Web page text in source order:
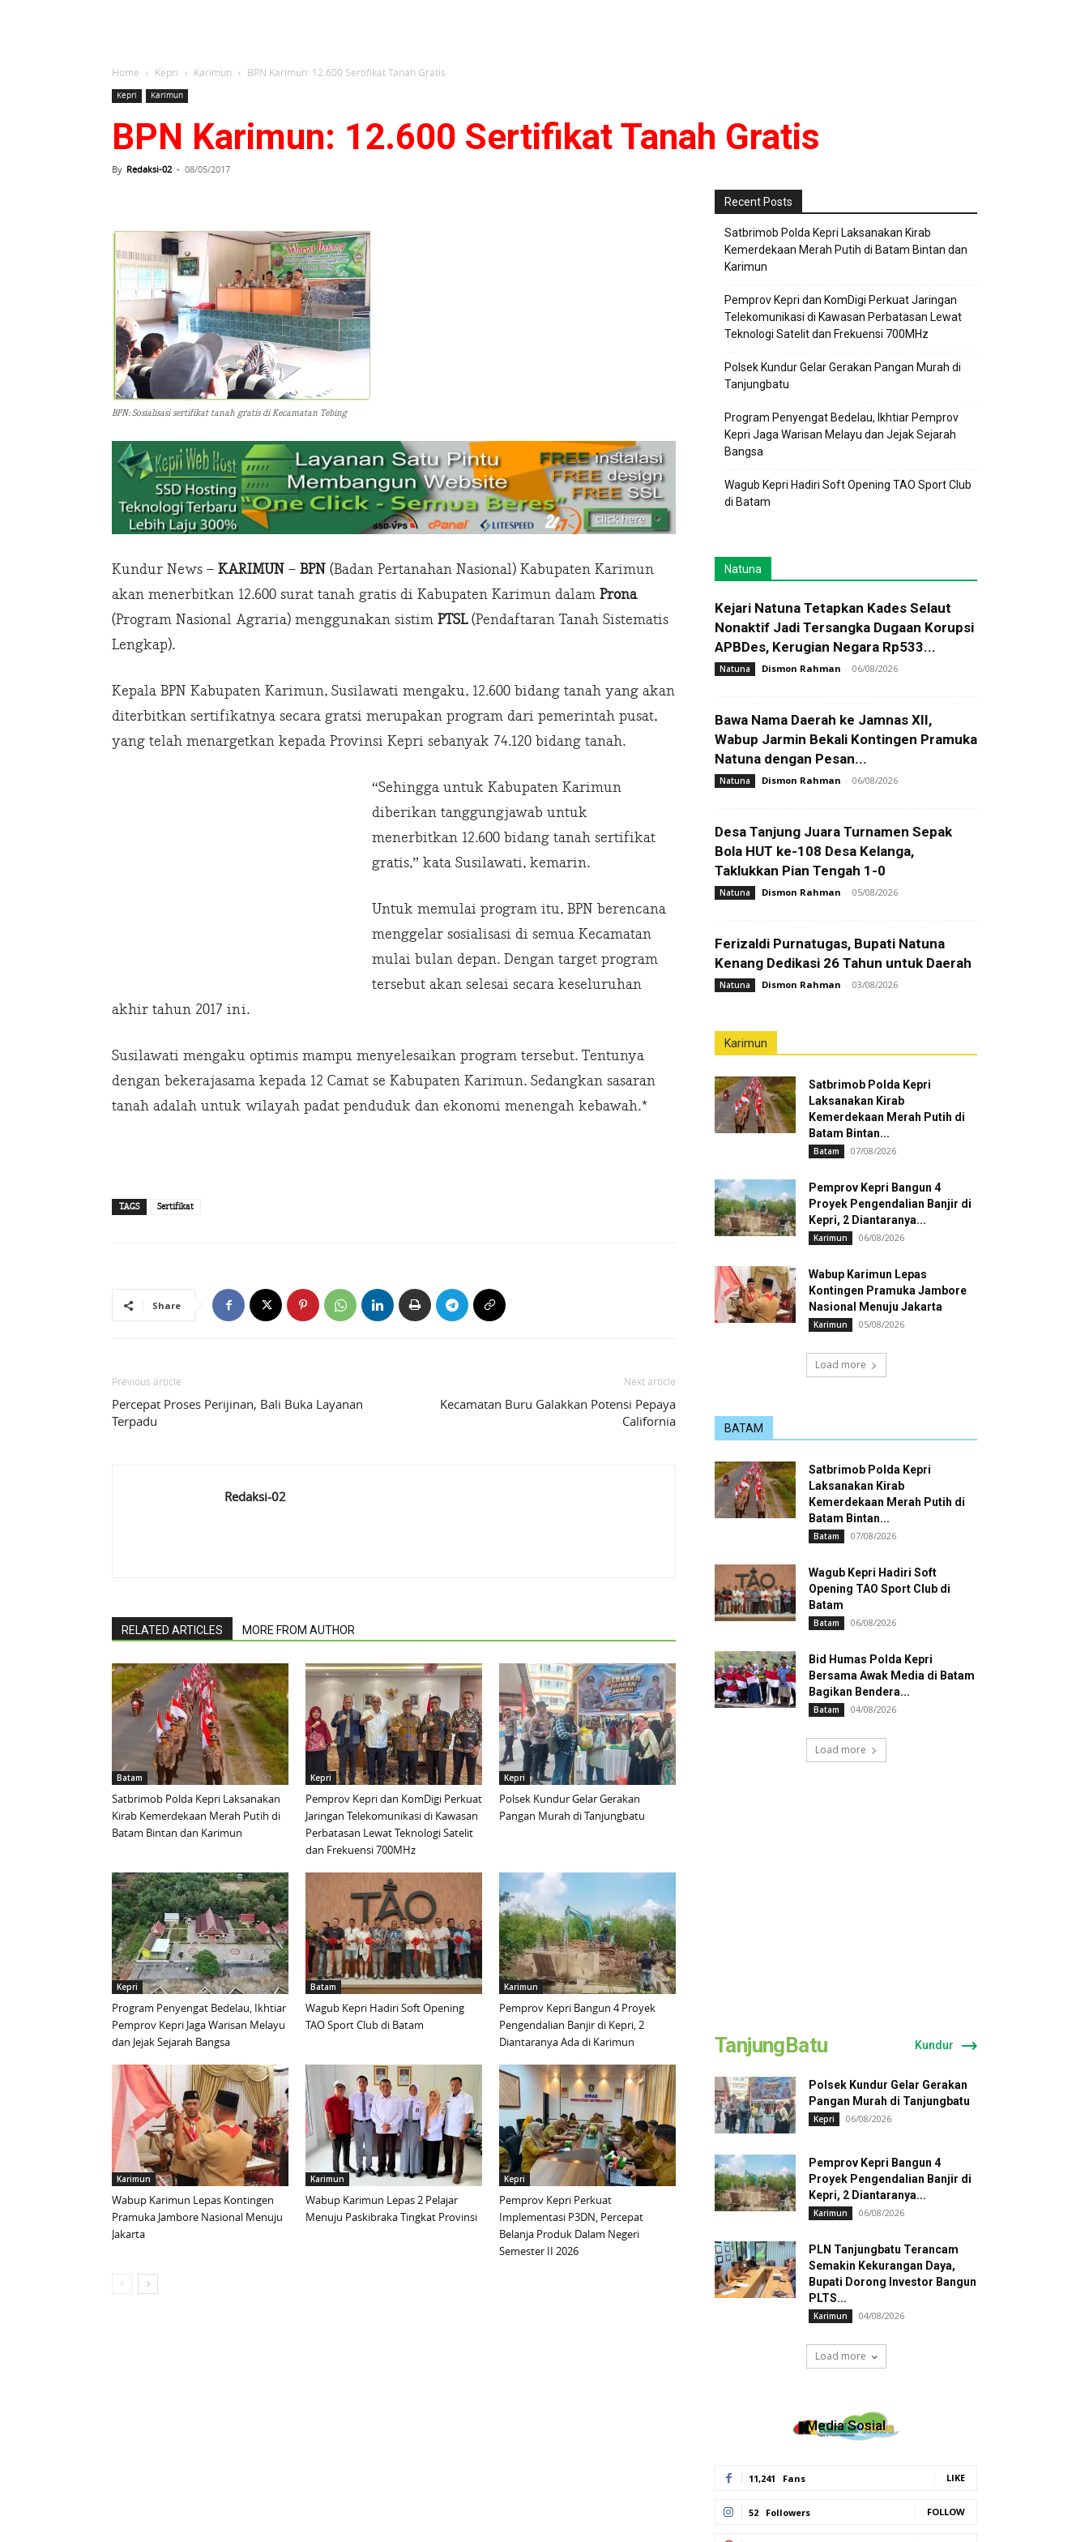
Home Kepri Karimun BPN Karimun: 12.600 Sertifikat Tanah Gratis
Kepri Karimun
BPN Karimun: 12.600 Sertifikat Tanah Gratis
By Redaksi-02 - 08/05/2017
BPN: Sosialisasi sertifikat tanah gratis di Kecamatan Tebing
Kundur News – KARIMUN – BPN (Badan Pertanahan Nasional) Kabupaten Karimun
akan menerbitkan 12.600 surat tanah gratis di Kabupaten Karimun dalam Prona
(Program Nasional Agraria) menggunakan sistim PTSL(Pendaftaran Tanah Sistematis
Lengkap).
Kepala BPN Kabupaten Karimun, Susilawati mengaku, 12.600 bidang tanah yang akan
diterbitkan sertifikatnya secara gratsi merupakan program dari pemerintah pusat,
yang telah menargetkan kepada Provinsi Kepri sebanyak 74.120 bidang tanah.
“Sehingga untuk Kabupaten Karimun
diberikan tanggungjawab untuk
menerbitkan 12.600 bidang tanah sertifikat
gratis,” kata Susilawati, kemarin.
Untuk memulai program itu, BPN berencana
menggelar sosialisasi di semua Kecamatan
mulai bulan depan. Dengan target program
tersebut akan selesai secara keseluruhan
akhir tahun 2017 ini.
Susilawati mengaku optimis mampu menyelesaikan program tersebut. Tentunya
dengan bekerajasama kepada 12 Camat se Kabupaten Karimun. Sedangkan sasaran
tanah adalah untuk wilayah padat penduduk dan ekonomi menengah kebawah.*
TAGS Sertifikat
Share
Previous article
Percepat Proses Perijinan, Bali Buka Layanan
Terpadu
Next article
Kecamatan Buru Galakkan Potensi Pepaya
California
Redaksi-02
RELATED ARTICLES MORE FROM AUTHOR
Batam
Satbrimob Polda Kepri Laksanakan
Kirab Kemerdekaan Merah Putih di
Batam Bintan dan Karimun
Kepri
Pemprov Kepri dan KomDigi Perkuat
Jaringan Telekomunikasi di Kawasan
Perbatasan Lewat Teknologi Satelit
dan Frekuensi 700MHz
Kepri
Polsek Kundur Gelar Gerakan
Pangan Murah di Tanjungbatu
Kepri
Program Penyengat Bedelau, Ikhtiar
Pemprov Kepri Jaga Warisan Melayu
dan Jejak Sejarah Bangsa
Batam
Wagub Kepri Hadiri Soft Opening
TAO Sport Club di Batam
Karimun
Pemprov Kepri Bangun 4 Proyek
Pengendalian Banjir di Kepri, 2
Diantaranya Ada di Karimun
Karimun
Wabup Karimun Lepas Kontingen
Pramuka Jambore Nasional Menuju
Jakarta
Karimun
Wabup Karimun Lepas 2 Pelajar
Menuju Paskibraka Tingkat Provinsi
Kepri
Pemprov Kepri Perkuat
Implementasi P3DN, Percepat
Belanja Produk Dalam Negeri
Semester II 2026
Recent Posts
Satbrimob Polda Kepri Laksanakan Kirab
Kemerdekaan Merah Putih di Batam Bintan dan
Karimun
Pemprov Kepri dan KomDigi Perkuat Jaringan
Telekomunikasi di Kawasan Perbatasan Lewat
Teknologi Satelit dan Frekuensi 700MHz
Polsek Kundur Gelar Gerakan Pangan Murah di
Tanjungbatu
Program Penyengat Bedelau, Ikhtiar Pemprov
Kepri Jaga Warisan Melayu dan Jejak Sejarah
Bangsa
Wagub Kepri Hadiri Soft Opening TAO Sport Club
di Batam
Natuna
Kejari Natuna Tetapkan Kades Selaut
Nonaktif Jadi Tersangka Dugaan Korupsi
APBDes, Kerugian Negara Rp533...
Natuna Dismon Rahman - 06/08/2026
Bawa Nama Daerah ke Jamnas XII,
Wabup Jarmin Bekali Kontingen Pramuka
Natuna dengan Pesan...
Natuna Dismon Rahman - 06/08/2026
Desa Tanjung Juara Turnamen Sepak
Bola HUT ke-108 Desa Kelanga,
Taklukkan Pian Tengah 1-0
Natuna Dismon Rahman - 05/08/2026
Ferizaldi Purnatugas, Bupati Natuna
Kenang Dedikasi 26 Tahun untuk Daerah
Natuna Dismon Rahman - 03/08/2026
Karimun
Satbrimob Polda Kepri
Laksanakan Kirab
Kemerdekaan Merah Putih di
Batam Bintan...
Batam 07/08/2026
Pemprov Kepri Bangun 4
Proyek Pengendalian Banjir di
Kepri, 2 Diantaranya...
Karimun 06/08/2026
Wabup Karimun Lepas
Kontingen Pramuka Jambore
Nasional Menuju Jakarta
Karimun 05/08/2026
Load more
BATAM
Satbrimob Polda Kepri
Laksanakan Kirab
Kemerdekaan Merah Putih di
Batam Bintan...
Batam 07/08/2026
Wagub Kepri Hadiri Soft
Opening TAO Sport Club di
Batam
Batam 06/08/2026
Bid Humas Polda Kepri
Bersama Awak Media di Batam
Bagikan Bendera...
Batam 04/08/2026
Load more
TanjungBatu Kundur
Polsek Kundur Gelar Gerakan
Pangan Murah di Tanjungbatu
Kepri 06/08/2026
Pemprov Kepri Bangun 4
Proyek Pengendalian Banjir di
Kepri, 2 Diantaranya...
Karimun 06/08/2026
PLN Tanjungbatu Terancam
Semakin Kekurangan Daya,
Bupati Dorong Investor Bangun
PLTS...
Karimun 04/08/2026
Load more
Media Sosial
11,241 Fans LIKE
52 Followers FOLLOW